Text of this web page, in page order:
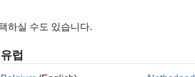
소스 코드는 시뮬레이션 가속, 신속 프로토
간 애플리케이션에 사용할 수 있습니다.
외부에서 코드를 실행하고 해당 코드와 상
시뮬레이션을 FMU(Functional Mockup
하실 수도 있습니다.
유럽